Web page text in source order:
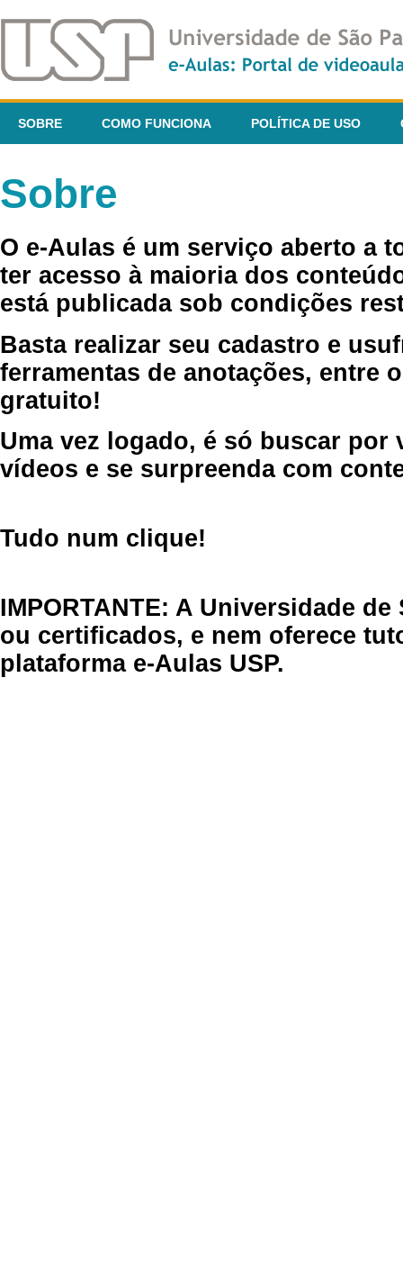
SOBRE COMO FUNCIONA POLÍTICA DE USO
Sobre
O e-Aulas é um serviço aberto a
ter acesso à maioria dos
está publicada sob condições
Basta realizar seu cadastro e
ferramentas de anotações, entre
gratuito!
Uma vez logado, é só buscar por
vídeos e se surpreenda com
Tudo num clique!
IMPORTANTE: A Universidade
ou certificados, e nem oferece
plataforma e-Aulas USP.